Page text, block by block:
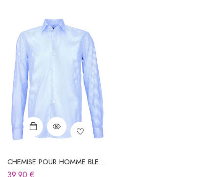
CHEMISE POUR HOMME BLEU
CIEL À RAYURES